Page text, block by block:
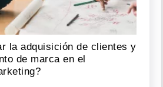
la adquisición de clientes y
de marca en el